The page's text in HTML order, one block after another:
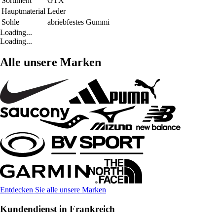
Hauptmaterial Leder
Sohle
abriebfestes Gummi
Loading...
Loading...
Alle unsere Marken
Entdecken Sie alle unsere Marken
Kundendienst in Frankreich